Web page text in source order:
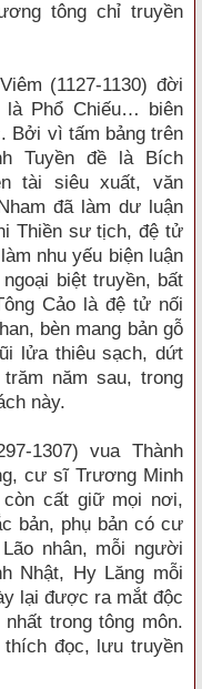
tông chỉ truyền
(1127-1130) đời
là Phổ Chiếu… biên
Bởi vì tấm bảng trên
Tuyền đề là Bích
tài siêu xuất, văn
đã làm dư luận
Thiền sư tịch, đệ tử
nhu yếu biện luận
biệt truyền, bất
Cảo là đệ tử nối
bèn mang bản gỗ
lửa thiêu sạch, dứt
năm sau, trong
này.
1307) vua Thành
cư sĩ Trương Minh
cất giữ mọi nơi,
bản, phụ bản có cư
nhân, mỗi người
Nhật, Hy Lăng mỗi
lại được ra mắt độc
trong tông môn.
đọc, lưu truyền